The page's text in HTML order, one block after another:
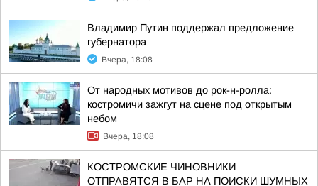
Владимир Путин поддержал предложение
губернатора
Вчера, 18:08
От народных мотивов до рок-н-ролла:
костромичи зажгут на сцене под открытым
небом
Вчера, 18:08
КОСТРОМСКИЕ ЧИНОВНИКИ
ОТПРАВЯТСЯ В БАР НА ПОИСКИ ШУМНЫХ